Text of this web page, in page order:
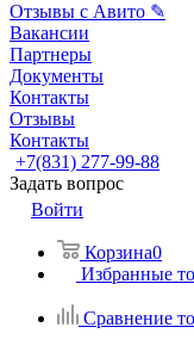
Отзывы с Авито ✎
Вакансии
Партнеры
Документы
Контакты
Отзывы
Контакты
+7(831) 277-99-88
Задать вопрос
Войти
Корзина0
Избранные
Сравнение